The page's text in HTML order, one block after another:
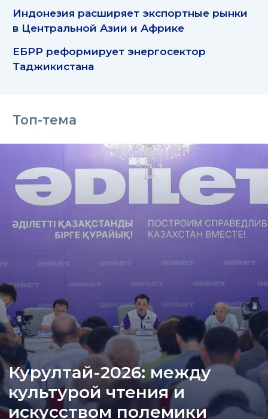
Индонезия расширяет экспортные рынки
в Центральной Азии и Африке
ЕБРР реформирует энергосектор
Таджикистана
Топ-тема
Курултай-2026: между
культурой чтения и
искусством полемики